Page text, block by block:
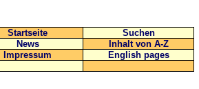
Startseite
Suchen
News
Inhalt von A-Z
Impressum
English pages